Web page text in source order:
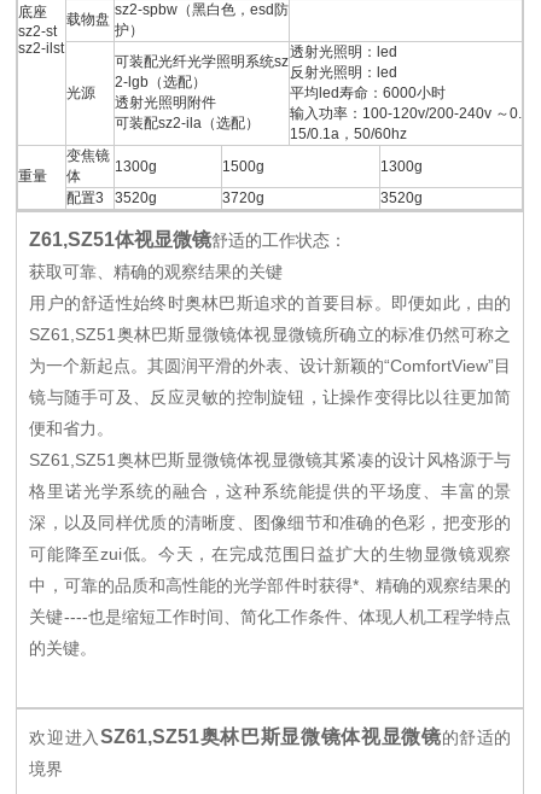
底座
sz2-st
sz2-ilst
载物盘
sz2-spbw（黑白色，esd防
护）
光源
可装配光纤光学照明系统sz
2-lgb（选配）
透射光照明附件
可装配sz2-ila（选配）
透射光照明：led
反射光照明：led
平均led寿命：6000小时
输入功率：100-120v/200-240v ～0.
15/0.1a，50/60hz
重量
变焦镜
体
1300g 1500g
1300g
配置3
3520g 3720g 3520g
Z61,SZ51体视显微镜舒适的工作状态：
获取可靠、精确的观察结果的关键
用户的舒适性始终时奥林巴斯追求的首要目标。即便如此，由的
SZ61,SZ51奥林巴斯显微镜体视显微镜所确立的标准仍然可称之
为一个新起点。其圆润平滑的外表、设计新颖的“ComfortView”目
镜与随手可及、反应灵敏的控制旋钮，让操作变得比以往更加简
便和省力。
SZ61,SZ51奥林巴斯显微镜体视显微镜其紧凑的设计风格源于与
格里诺光学系统的融合，这种系统能提供的平场度、丰富的景
深，以及同样优质的清晰度、图像细节和准确的色彩，把变形的
可能降至zui低。今天，在完成范围日益扩大的生物显微镜观察
中，可靠的品质和高性能的光学部件时获得*、精确的观察结果的
关键----也是缩短工作时间、简化工作条件、体现人机工程学特点
的关键。
欢迎进入SZ61,SZ51奥林巴斯显微镜体视显微镜的舒适的
境界